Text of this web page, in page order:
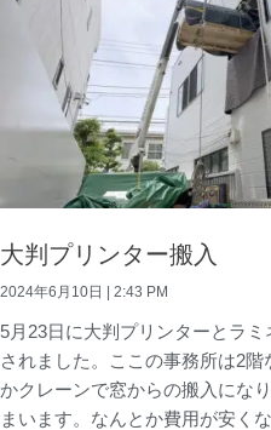
大判プリンター搬入
2024年6月10日 2:43 PM
5月23日に大判プリンターとラ
されました。ここの事務所は2階
かクレーンで窓からの搬入にな
まいます。なんとか費用が安く